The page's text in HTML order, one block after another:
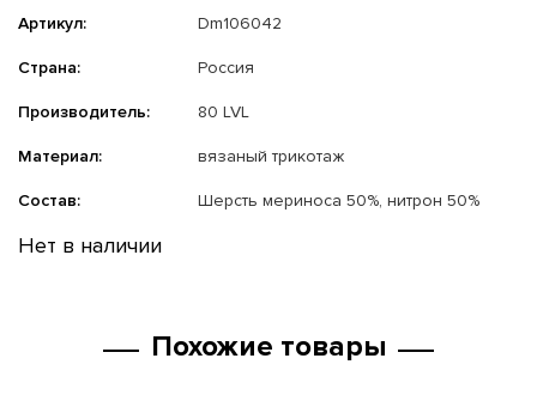
Артикул: Dm106042
Страна: Россия
Производитель: 80 LVL
Материал: вязаный трикотаж
Состав: Шерсть мериноса 50%, нитрон 50%
Нет в наличии
Похожие товары